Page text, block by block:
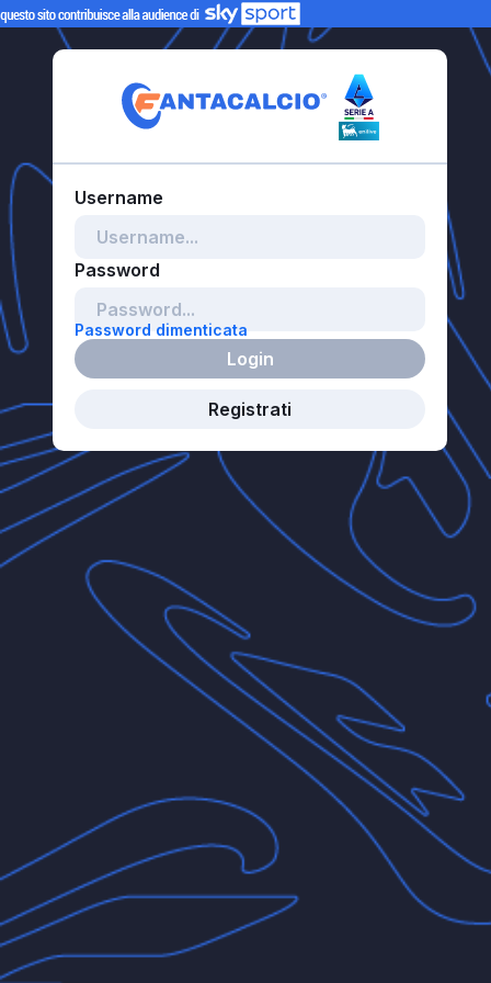
Password dimenticata
Login
Registrati